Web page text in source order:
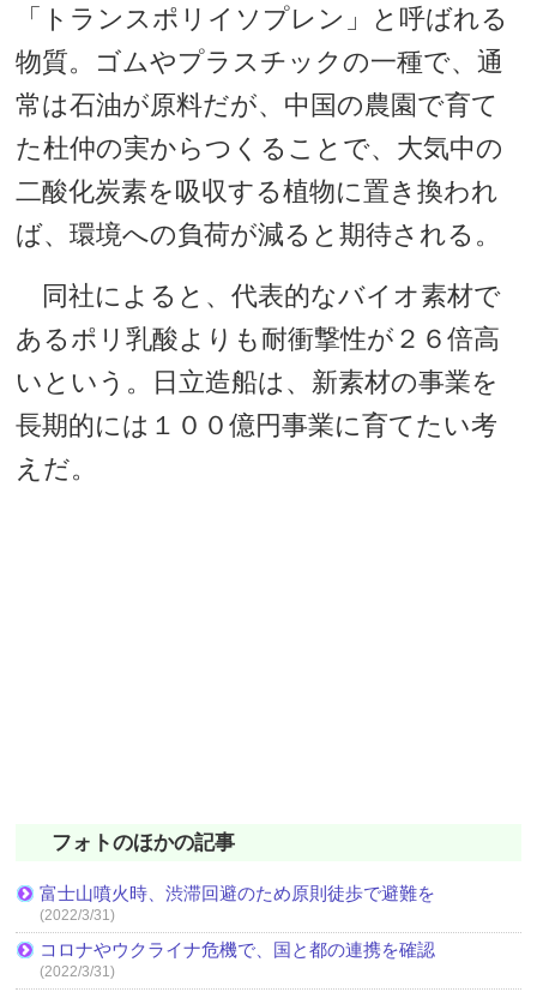
「トランスポリイソプレン」と呼ばれる
物質。ゴムやプラスチックの一種で、通
常は石油が原料だが、中国の農園で育て
た杜仲の実からつくることで、大気中の
二酸化炭素を吸収する植物に置き換われ
ば、環境への負荷が減ると期待される。
同社によると、代表的なバイオ素材で
あるポリ乳酸よりも耐衝撃性が２６倍高
いという。日立造船は、新素材の事業を
長期的には１００億円事業に育てたい考
えだ。
フォトのほかの記事
富士山噴火時、渋滞回避のため原則徒歩で避難を
(2022/3/31)
コロナやウクライナ危機で、国と都の連携を確認
(2022/3/31)